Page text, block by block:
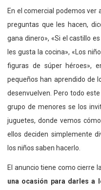
En el comercial podemos ver
preguntas que les hacen,
gana dinero», «Si el castillo
les gusta la cocina», «Los
figuras de súper héroes»,
pequeños han aprendido de
desenvuelven. Pero todo
grupo de menores se los
juguetes, donde vemos
ellos deciden simplemente
los niños saben hacerlo.
El anuncio tiene como cierre
una ocasión para darles a